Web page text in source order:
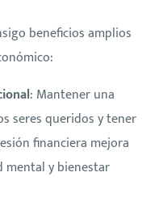
beneficios amplios
: Mantener una
seres queridos y tener
financiera mejora
mental y bienestar